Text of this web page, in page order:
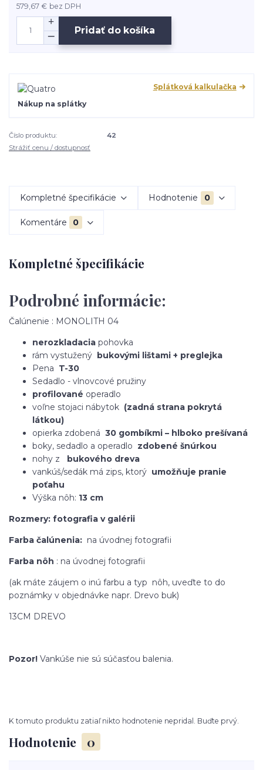
579,67 € bez DPH
Pridať do košíka
Splátková kalkulačka
Nákup na splátky
Číslo produktu:
42
Strážiť cenu / dostupnosť
Kompletné špecifikácie Hodnotenie 0
Komentáre 0
Kompletné špecifikácie
Podrobné informácie:
Čalúnenie : MONOLITH 04
nerozkladacia pohovka
rám vystužený bukovými lištami + preglejka
Pena T-30
Sedadlo - vlnovcové pružiny
profilované operadlo
voľne stojaci nábytok (zadná strana pokrytá
látkou)
opierka zdobená 30 gombíkmi – hlboko prešívaná
boky, sedadlo a operadlo zdobené šnúrkou
nohy z
bukového dreva
vankúš/sedák má zips, ktorý umožňuje pranie
poťahu
Výška nôh: 13 cm
Rozmery: fotografia v galérii
Farba čalúnenia: na úvodnej fotografii
Farba nôh : na úvodnej fotografii
(ak máte záujem o inú farbu a typ nôh, uveďte to do
poznámky v objednávke napr. Drevo buk)
13CM DREVO
Pozor! Vankúše nie sú súčasťou balenia.
Hodnotenie 0
K tomuto produktu zatiaľ nikto hodnotenie nepridal. Buďte prvý.